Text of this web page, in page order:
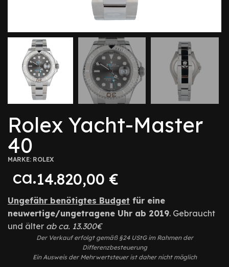
Rolex Yacht-Master
40
MARKE: ROLEX
ca.14.820,00 €
Ungefähr benötigtes Budget für eine
neuwertige/ungetragene Uhr ab 2019. Gebraucht
und älter ab ca. 13.300€
Der Verkauf erfolgt gemäß §24 UStG im Rahmen der
Differenzbesteuerung
Ein Ausweis der Mehrwertsteuer ist daher nicht möglich